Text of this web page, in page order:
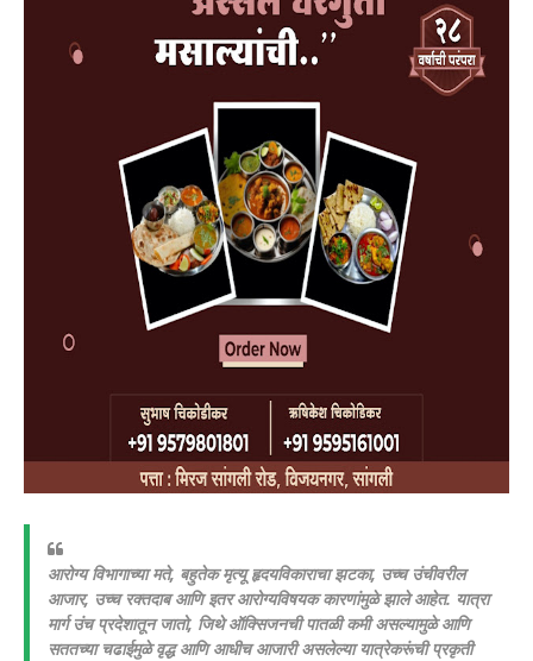
आरोग्य विभागाच्या मते, बहुतेक मृत्यू हृदयविकाराचा झटका, उच्च उंचीवरील
आजार, उच्च रक्तदाब आणि इतर आरोग्यविषयक कारणांमुळे झाले आहेत. यात्रा
मार्ग उंच प्रदेशातून जातो, जिथे ऑक्सिजनची पातळी कमी असल्यामुळे आणि
सततच्या चढाईमुळे वृद्ध आणि आधीच आजारी असलेल्या यात्रेकरूंची प्रकृती